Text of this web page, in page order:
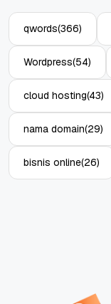
qwords(366)
Wordpress(54)
cloud hosting(43)
nama domain(29)
bisnis online(26)